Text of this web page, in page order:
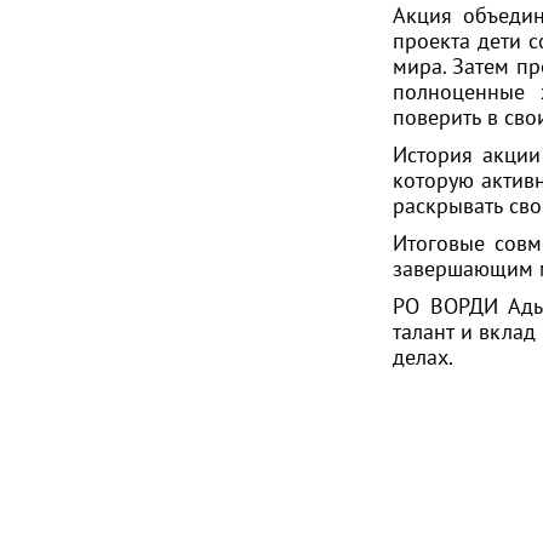
Акция
проекта дети
мира. Затем
полноценные
поверить в
История
которую
раскрывать
Итоговые
завершающим
РО ВОРДИ
талант и
делах.